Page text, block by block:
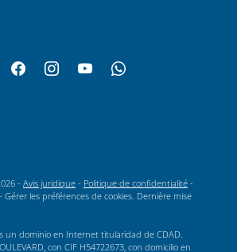
- Avis juridique - Politique de confidentialité -
- Gérer les préférences de cookies . Dernière mise
un dominio en Internet titularidad de CDAD.
con CIF H54722673, con domicilio en